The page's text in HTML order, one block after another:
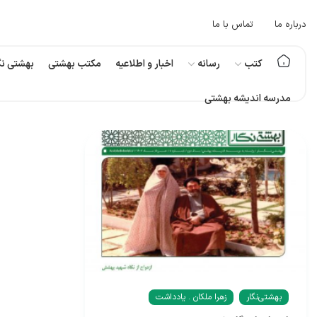
درباره ما تماس با ما
کتب رسانه اخبار و اطلاعیه مکتب بهشتی بهشتی
مدرسه اندیشه بهشتی
بهشتی‌نگار زهرا ملکان . یادداشت